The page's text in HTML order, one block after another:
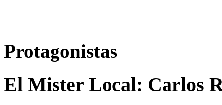
Protagonistas
El Mister Local: Carlos